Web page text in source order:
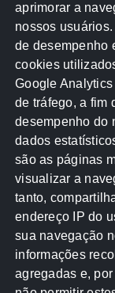
NUVEM DE
Acontece na
Atricon
CREA-MT
MPF
Receita Federal
TCE-MT
aprimorar a
nossos
de desempenho
cookies
Google
de tráfego, a fim
desempenho do
dados
são as páginas
visualizar a
tanto,
endereço IP do
sua navegação
informações
agregadas e,